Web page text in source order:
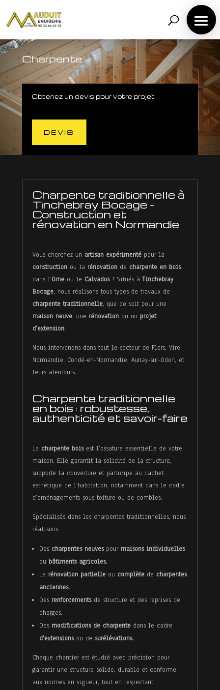
Accueil
propos
Menuiserie
extérieure
Isolation
Menuiserie
intérieure
mesure
Blog
Contact
Lecteur
vidéo
Charpente
Obtenez un devis pour votre projet
DEVIS
Charpente traditionnelle à
Tinchebray Bocage –
Construction et
rénovation en Normandie
Vous cherchez un artisan expérimentépour la
constructionou la rénovationde charpente en bois
dans l’Orneou le Calvados? Situés àTinchebray
Bocage, nous réalisons tous types de travaux de
charpente traditionnelle, que ce soit pour une
maison neuve, une rénovationou un projet
d’extension.
Nous intervenons dans tout le secteur de Flers, Vire
Normandie, Condé-en-Normandie, Aunay-sur-Odon, et
leurs alentours.
Charpente traditionnelle
en bois : robustesse,
authenticité et savoir-faire
La charpente boisest l’ossature essentielle de votre
maison. Elle garantit la solidité de la structure,
supporte la couverture et participe au cachet
esthétique de l’habitation, notamment dans le cadre
d’aménagements sous toiture ou de combles.
Spécialisés dans les charpentes traditionnelles, nous
réalisons :
Des charpentes neuvespour maisons individuelles
ou bâtiments agricoles.
La rénovation partielleou complètede charpentes
anciennes.
Des renforcementsde structure et des reprises de
charges.
Des modifications de charpentedans le cadre
d’extensionsou de surélévations.
Chaque chantier est étudié avec précision pour
garantir une structure solide, durable et conforme
aux normes en vigueur, tout en respectant